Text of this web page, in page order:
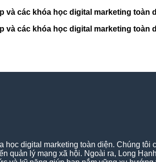
các khóa học digital marketing toàn
các khóa học digital marketing toàn
digital marketing toàn diện. Chúng tôi
quản lý mạng xã hội. Ngoài ra, Long